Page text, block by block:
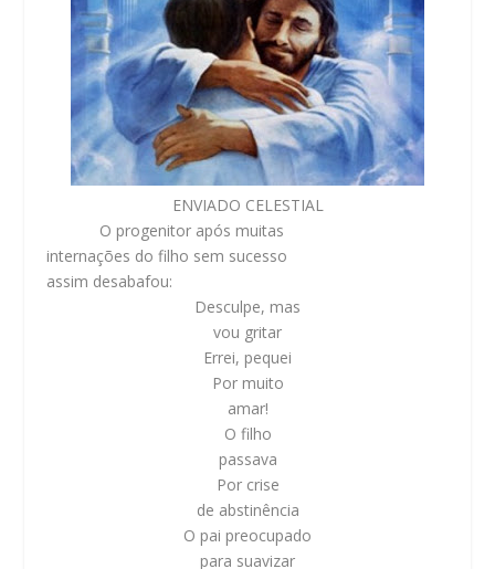
ENVIADO CELESTIAL
O progenitor após muitas
internações do filho sem sucesso
assim desabafou:
Desculpe, mas
vou gritar
Errei, pequei
Por muito
amar!
O filho
passava
Por crise
de abstinência
O pai preocupado
para suavizar